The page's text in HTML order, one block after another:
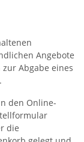
Angebote
Abgabe eines
den Online-
die